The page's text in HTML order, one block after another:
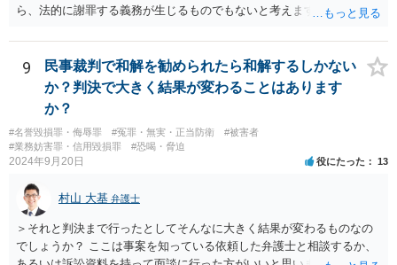
ら、法的に謝罪する義務が生じるものでもないと考えます。 経緯から
す。 子どもの専門相談窓口もありますし、一度相談だけでもしてはい
かがでしょうか。
9
民事裁判で和解を勧められたら和解するしかない
か？判決で大きく結果が変わることはあります
か？
#名誉毀損罪・侮辱罪 #冤罪・無実・正当防衛
#被害者
#業務妨害罪・信用毀損罪
#恐喝・脅迫
2024年9月20日 役にたった 13
村山 大基 弁護士
＞それと判決まで行ったとしてそんなに大きく結果が変わるものなの
でしょうか？ ここは事案を知っている依頼した弁護士と相談するか、